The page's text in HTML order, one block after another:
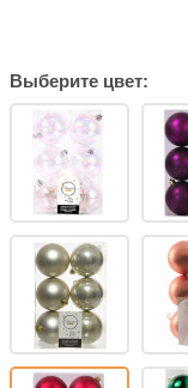
Выберите цвет: